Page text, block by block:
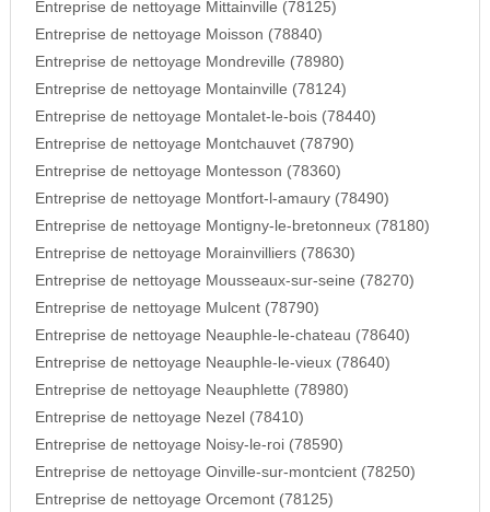
Entreprise de nettoyage Mittainville (78125)
Entreprise de nettoyage Moisson (78840)
Entreprise de nettoyage Mondreville (78980)
Entreprise de nettoyage Montainville (78124)
Entreprise de nettoyage Montalet-le-bois (78440)
Entreprise de nettoyage Montchauvet (78790)
Entreprise de nettoyage Montesson (78360)
Entreprise de nettoyage Montfort-l-amaury (78490)
Entreprise de nettoyage Montigny-le-bretonneux (78180)
Entreprise de nettoyage Morainvilliers (78630)
Entreprise de nettoyage Mousseaux-sur-seine (78270)
Entreprise de nettoyage Mulcent (78790)
Entreprise de nettoyage Neauphle-le-chateau (78640)
Entreprise de nettoyage Neauphle-le-vieux (78640)
Entreprise de nettoyage Neauphlette (78980)
Entreprise de nettoyage Nezel (78410)
Entreprise de nettoyage Noisy-le-roi (78590)
Entreprise de nettoyage Oinville-sur-montcient (78250)
Entreprise de nettoyage Orcemont (78125)